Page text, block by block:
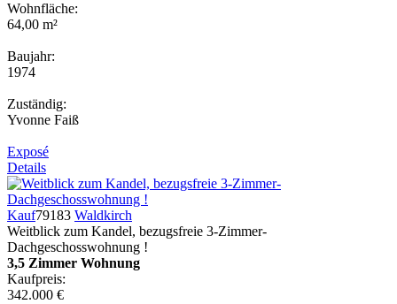
Wohnfläche:
64,00 m²
Baujahr:
1974
Zuständig:
Yvonne Faiß
Exposé
Details
Kauf79183 Waldkirch
Weitblick zum Kandel, bezugsfreie 3-Zimmer-
Dachgeschosswohnung !
3,5 Zimmer Wohnung
Kaufpreis:
342.000 €